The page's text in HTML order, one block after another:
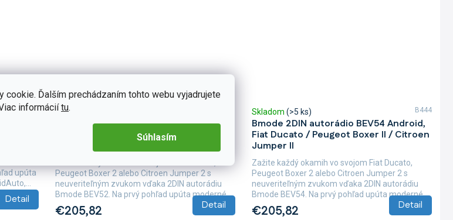
cookie. Ďalším prechádzaním tohto webu vyjadrujete
informáciítu.
Súhlasím
Detail
upúta
A8128
Bmode 2DIN autorádio BEV52 Android,
Fiat Ducato / Peugeot Boxer II / Citroen
Skladom
€205,82 Detail
Peugeot Boxer 2 alebo Citroen Jumper 2 s
neuveriteľným zvukom vďaka 2DIN autorádiu
Bmode BEV52. Na prvý pohľad upúta moderné...
Bmode 2DIN autorádio BEV54 Android,
Fiat Ducato / Peugeot Boxer II / Citroen
Jumper II
Skladom (>5 ks)
€205,82 Detail
Zažite každý okamih vo svojom Fiat Ducato,
Peugeot Boxer 2 alebo Citroen Jumper 2 s
neuveriteľným zvukom vďaka 2DIN autorádiu
Bmode BEV54. Na prvý pohľad upúta moderné...
B444